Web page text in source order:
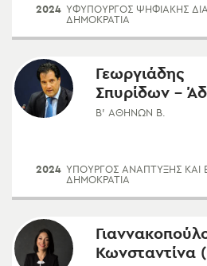
2024 ΥΦΥΠΟΥΡΓΌΣ ΨΗΦΙΑΚΉΣ
ΔΗΜΟΚΡΑΤΊΑ
Γεωργιάδης
Σπυρίδων -
Β' ΑΘΗΝΏΝ Β.
2024 ΥΠΟΥΡΓΌΣ ΑΝΆΠΤΥΞΗΣ ΚΑΙ
ΔΗΜΟΚΡΑΤΊΑ
Κωνσταντίνα